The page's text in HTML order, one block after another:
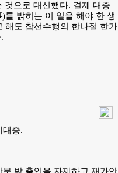
것으로 대신했다. 결제 대중
를 밝히는 이 일을 해야 한 생
해도 참선수행의 한나절 한가
대중.